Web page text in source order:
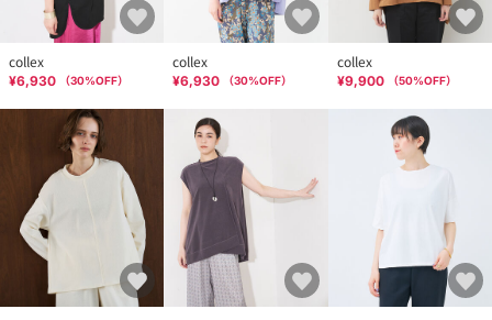
collex
¥6,930 （30%OFF）
collex
¥6,930 （30%OFF）
collex
¥9,900 （50%OFF）